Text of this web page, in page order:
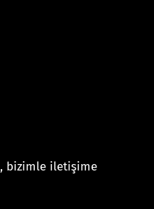
bizimle iletişime